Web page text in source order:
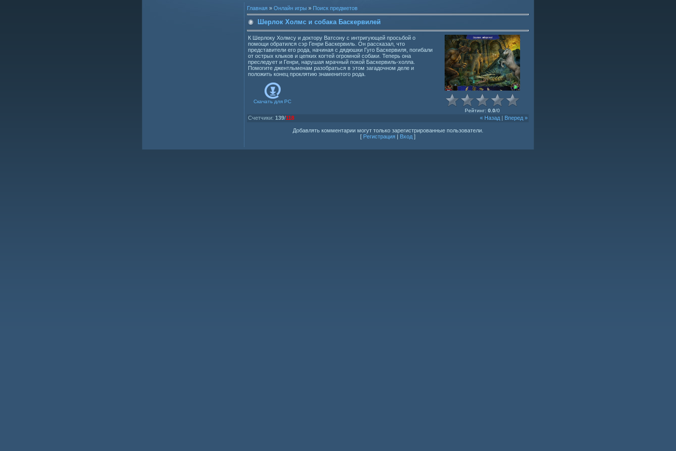
Главная » Онлайн игры » Поиск предметов
Шерлок Холмс и собака Баскервилей
К Шерлоку Холмсу и доктору Ватсону с интригующей просьбой о
помощи обратился сэр Генри Баскервиль. Он рассказал, что
представители его рода, начиная с дядюшки Гуго Баскервиля, погибали
от острых клыков и цепких когтей огромной собаки. Теперь она
преследует и Генри, нарушая мрачный покой Баскервиль-холла.
Помогите джентльменам разобраться в этом загадочном деле и
положить конец проклятию знаменитого рода.
Скачать для PC
Рейтинг: 0.0/0
« Назад Вперед »
Счетчики: 139/118
Добавлять комментарии могут только зарегистрированные пользователи.
[ Регистрация Вход ]